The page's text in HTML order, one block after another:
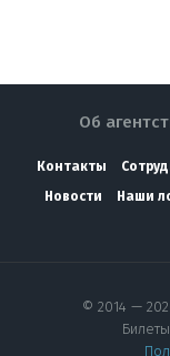
Об
Контакты
Новости
Наши
© 2014 —